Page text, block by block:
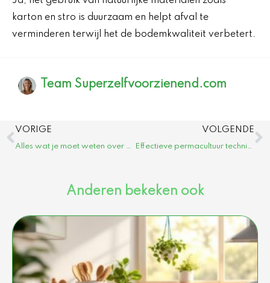
karton en stro is duurzaam en helpt afval te
verminderen terwijl het de bodemkwaliteit verbetert.
Team Superzelfvoorzienend.com
Vorige
VORIGE
Alles wat je moet weten over Permacultuurcentrum Haarlem
VOLGENDE
Effectieve permacultuur technieken voor een duurzame tuin
Anderen bekeken ook